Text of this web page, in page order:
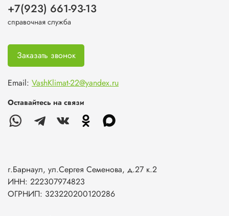
+7(923) 661-93-13
справочная служба
Заказать звонок
Email: VashKlimat-22@yandex.ru
Оставайтесь на связи
г.Барнаул, ул.Сергея Семенова, д.27 к.2
ИНН: 222307974823
ОГРНИП: 323220200120286